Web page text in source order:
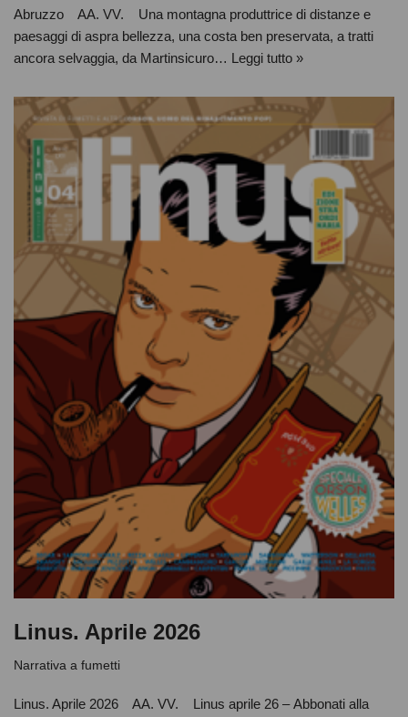
Abruzzo AA. VV. Una montagna produttrice di distanze e
paesaggi di aspra bellezza, una costa ben preservata, a tratti
ancora selvaggia, da Martinsicuro… Leggi tutto »
Linus. Aprile 2026
Narrativa a fumetti
Linus. Aprile 2026 AA. VV. Linus aprile 26 – Abbonati alla